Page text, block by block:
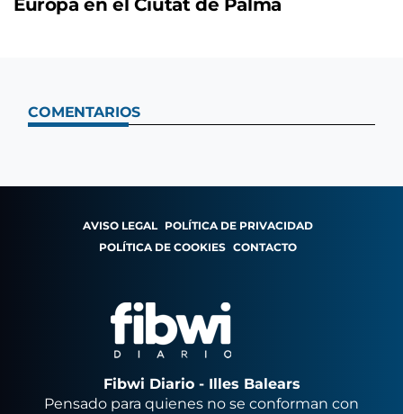
Europa en el Ciutat de Palma
COMENTARIOS
AVISO LEGAL POLÍTICA DE PRIVACIDAD
POLÍTICA DE COOKIES CONTACTO
Fibwi Diario - Illes Balears
Pensado para quienes no se conforman con